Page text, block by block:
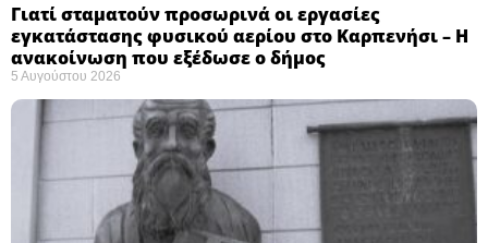
Γιατί σταματούν προσωρινά οι εργασίες
εγκατάστασης φυσικού αερίου στο Καρπενήσι – Η
ανακοίνωση που εξέδωσε ο δήμος
5 Αυγούστου 2026